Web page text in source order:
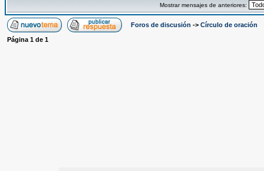
Mostrar mensajes de anteriores:
Foros de discusión -> Círculo de oración
Página 1 de 1